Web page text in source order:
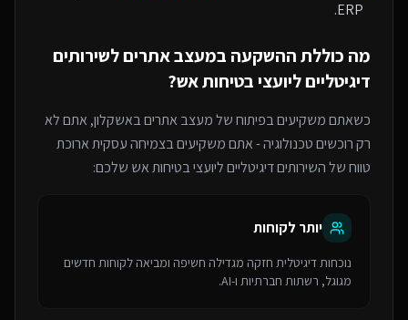
ERP.
מה כוללת ההשקעה במעצב אתריםלשירותים
דיגיטליים ליועצי בטיחות אש?
כשאתם משקיעים בפיתוח שלמעצב אתריםבאשקלון, אתם לא
רק רוכשים טכנולוגיה - אתם משקיעים בצמיחה עסקית ארוכת
טווח של השירותים דיגיטליים ליועצי בטיחות אש שלכם:
יותר לקוחות
נוכחות דיגיטלית חזקה מגדילה חשיפה ומביאה לקוחות חדשים
מגוגל, רשתות חברתיות ו-AI.